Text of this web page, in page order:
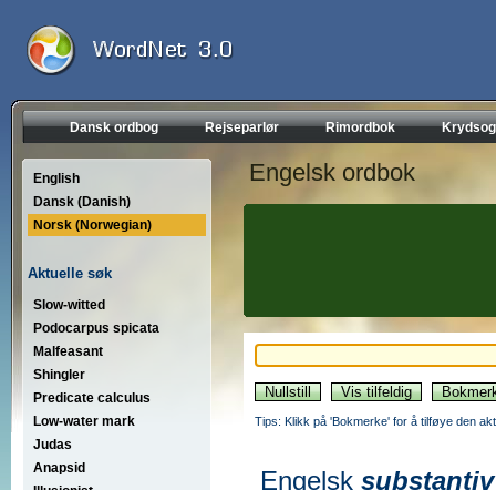
Dansk ordbog Rejseparlør Rimordbok
English
Dansk (Danish)
Norsk (Norwegian)
Aktuelle søk
Slow-witted
Podocarpus spicata
Malfeasant
Shingler
Predicate calculus
Low-water mark
Judas
Anapsid
Engelsk ordbok
Tips: Klikk på 'Bokmerke' for å tilføye den
Engelsk substantiv